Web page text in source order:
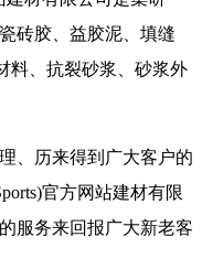
砖胶、益胶泥、填缝
料、抗裂砂浆、砂浆外
、历来得到广大客户的
官方网站建材有限
服务来回报广大新老客